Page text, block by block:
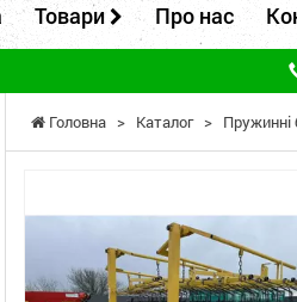
Товари Про нас
Головна > Каталог > Пружинні